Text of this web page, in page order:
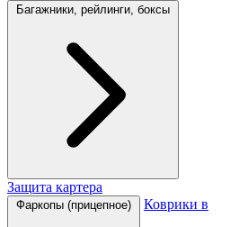
Багажники, рейлинги, боксы
Защита картера
Фаркопы (прицепное) Коврики в